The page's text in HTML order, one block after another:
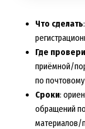
Что сделать
Где
приёмной/
по
Сроки:
обращений
материалов/